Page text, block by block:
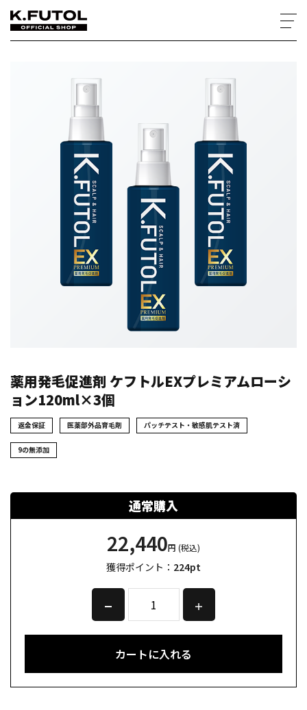
薬用発毛促進剤 ケフトルEXプレミアムローシ
ョン120ml×3個
通常購入
22,440円 (税込)
獲得ポイント： 224pt
カートに入れる
返金保証 医薬部外品育毛剤 パッチテスト・敏感肌テスト済
9の無添加